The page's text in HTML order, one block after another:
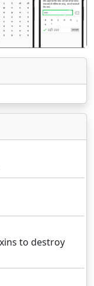
अगला
to destroy